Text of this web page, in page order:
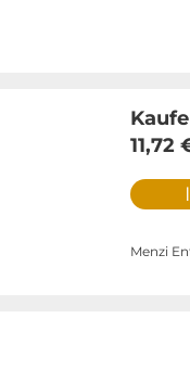
11,72
Menzi